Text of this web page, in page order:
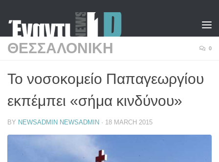
ΘΕΣΣΑΛΟΝΙΚΗ 0
Το νοσοκομείο Παπαγεωργίου
εκπέμπει «σήμα κινδύνου»
BY NEWSADMIN NEWSADMIN · 18 MARCH 2015